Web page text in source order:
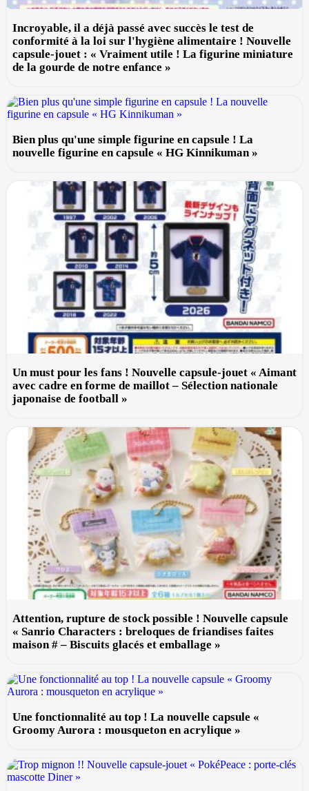
Incroyable, il a déjà passé avec succès le test de
conformité à la loi sur l'hygiène alimentaire ! Nouvelle
capsule-jouet : « Vraiment utile ! La figurine miniature
de la gourde de notre enfance »
Bien plus qu'une simple figurine en capsule ! La
nouvelle figurine en capsule « HG Kinnikuman »
Un must pour les fans ! Nouvelle capsule-jouet « Aimant
avec cadre en forme de maillot – Sélection nationale
japonaise de football »
Attention, rupture de stock possible ! Nouvelle capsule
« Sanrio Characters : breloques de friandises faites
maison # – Biscuits glacés et emballage »
Une fonctionnalité au top ! La nouvelle capsule «
Groomy Aurora : mousqueton en acrylique »